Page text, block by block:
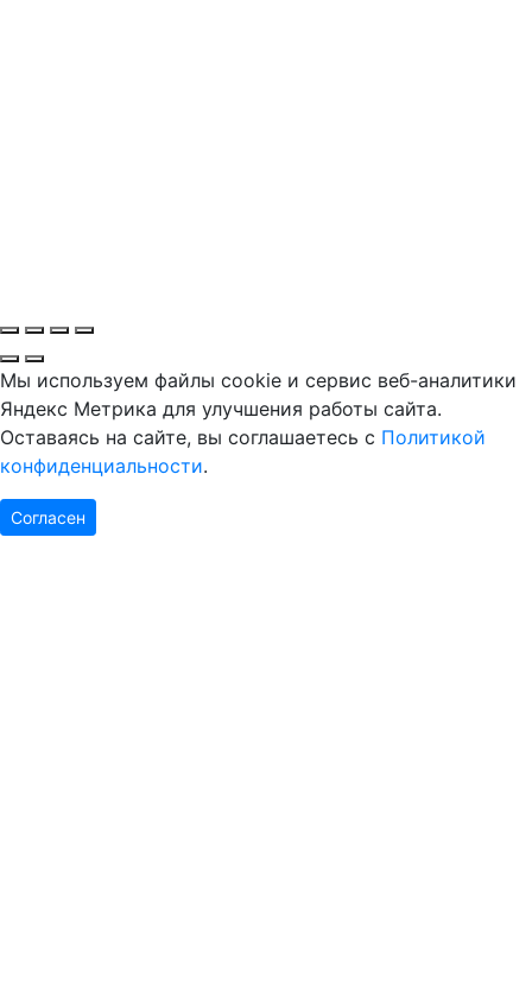
Мы используем файлы cookie и сервис веб-аналитики
Яндекс Метрика для улучшения работы сайта.
Оставаясь на сайте, вы соглашаетесь с Политикой
конфиденциальности.
Согласен